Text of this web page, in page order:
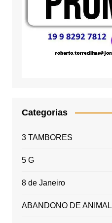
Categorias
3 TAMBORES
5 G
8 de Janeiro
ABANDONO DE ANIMAL